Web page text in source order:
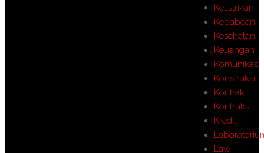
Kelistrikan
Kepabean
Kesehatan
Keuangan
Komunikasi
Konstruksi
Kontrak
Kontruksi
Kredit
Law